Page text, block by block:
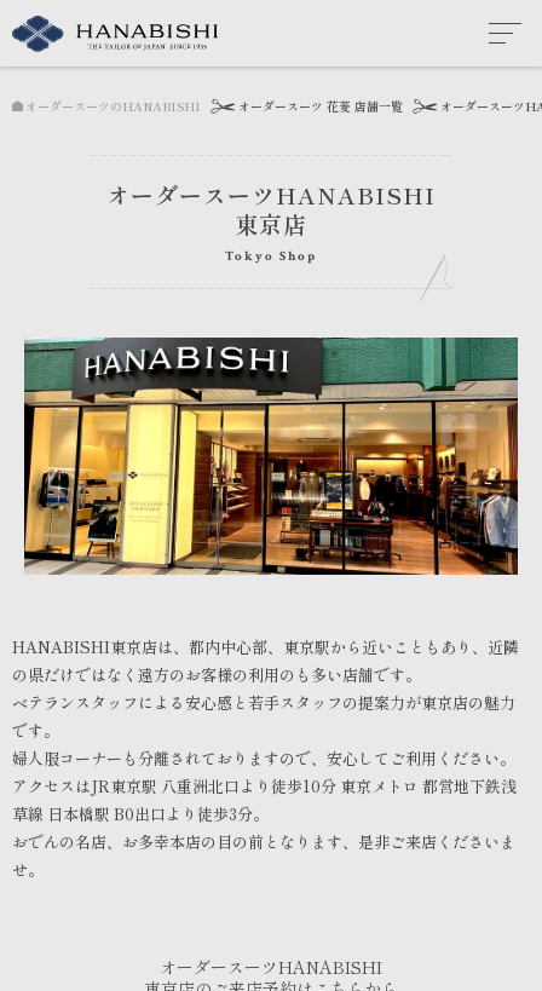
オーダースーツのHANABISHI オーダースーツ 花菱 店舗一覧 オーダースーツ
オーダースーツHANABISHI
東京店
Tokyo Shop
HANABISHI東京店は、都内中心部、東京駅から近いこともあり、近隣
の県だけではなく遠方のお客様の利用のも多い店舗です。
ベテランスタッフによる安心感と若手スタッフの提案力が東京店の魅力
です。
婦人服コーナーも分離されておりますので、安心してご利用ください。
アクセスはJR東京駅 八重洲北口より徒歩10分 東京メトロ 都営地下鉄浅
草線 日本橋駅 B0出口より徒歩3分。
おでんの名店、お多幸本店の目の前となります、是非ご来店くださいま
せ。
オーダースーツHANABISHI